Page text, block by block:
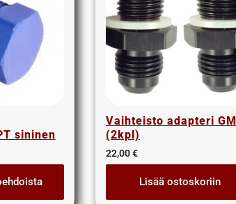
sininen
Vaihteisto adapteri GM
(2kpl)
22,00€
Lisää ostoskoriin